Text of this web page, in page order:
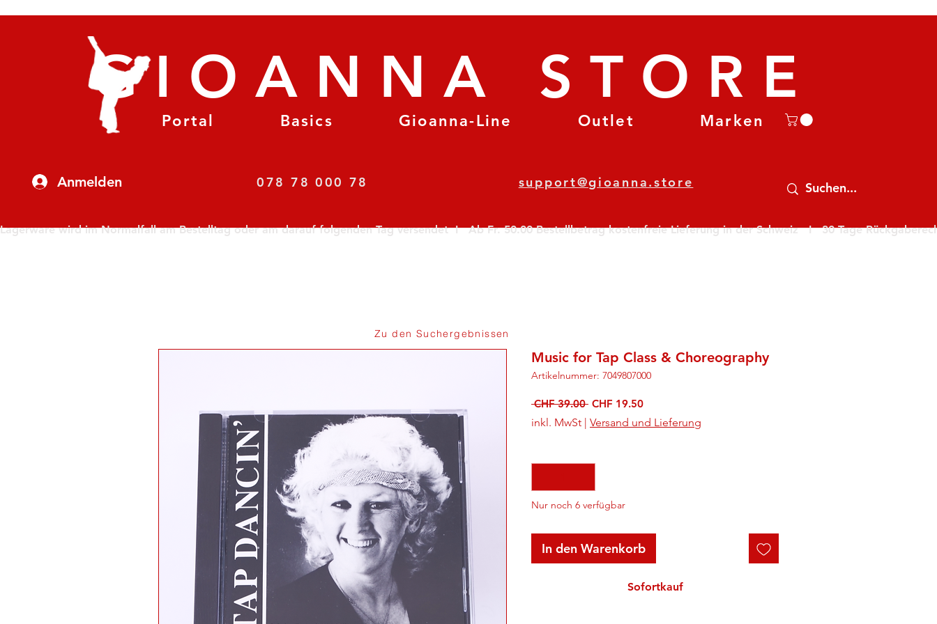
Anmelden
Portal Basics Gioanna-Line Outlet Marken
GIOANNA STORE
078 78 000 78 support@gioanna.store
Lagerware wird im Normalfall am Bestelltag oder am darauf folgenden Tag versendet  I   Ab Fr. 50.00 Bestellbetrag kostenfreie Lieferung in der Schweiz   I   30 Tage
Music for Tap Class & Choreography
Artikelnummer: 7049807000
CHF 39.00 Standardpreis
CHF 19.50Sale-
Preis
inkl. MwSt | Versand und Lieferung
Nur noch 6 verfügbar
In den Warenkorb
Sofortkauf
Zu den Suchergebnissen